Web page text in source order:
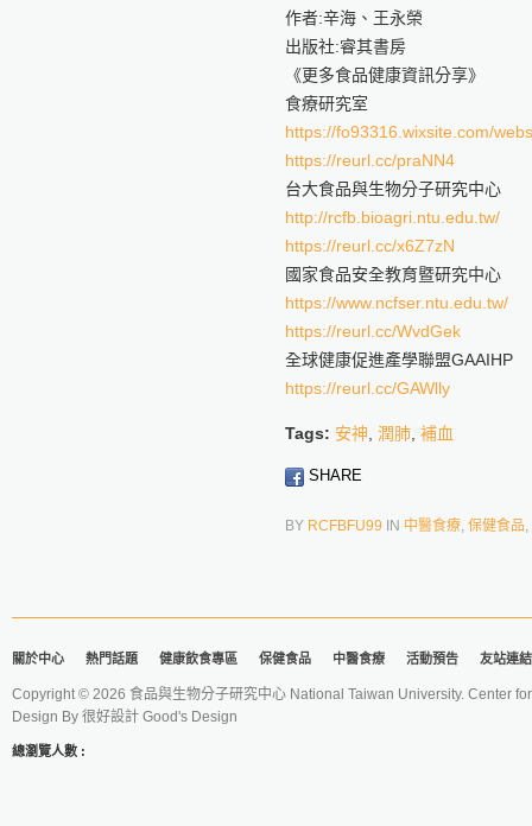
作者:辛海、王永榮
出版社:睿其書房
《更多食品健康資訊分享》
食療研究室
https://fo93316.wixsite.com/
https://reurl.cc/praNN4
台大食品與生物分子研究中心
http://rcfb.bioagri.ntu.edu.tw/
https://reurl.cc/x6Z7zN
國家食品安全教育暨研究中心
https://www.ncfser.ntu.edu.tw/
https://reurl.cc/WvdGek
全球健康促進產學聯盟GAAIHP
https://reurl.cc/GAWlly
Tags: 安神 潤肺 補血
SHARE
BY RCFBFU99 IN 中醫食療, 保健食品,
關於中心 熱門話題 健康飲食專區 保健食品 中醫食療 活動預告 友站連結
Copyright © 2026 食品與生物分子研究中心 National Taiwan University. Center
Design By 很好設計 Good's Design
總瀏覽人數 :